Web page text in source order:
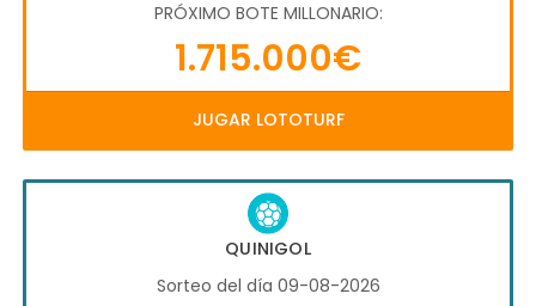
PRÓXIMO BOTE MILLONARIO:
1.715.000€
JUGAR LOTOTURF
QUINIGOL
Sorteo del día 09-08-2026